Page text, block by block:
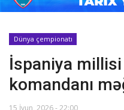
Maraqlı
Əlaqə
Haqqımızda
Dünya çempionatı
İspaniya
komandanı
15 İyun, 2026 - 22:00